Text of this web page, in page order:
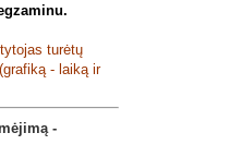
turėtų
- laiką ir
-